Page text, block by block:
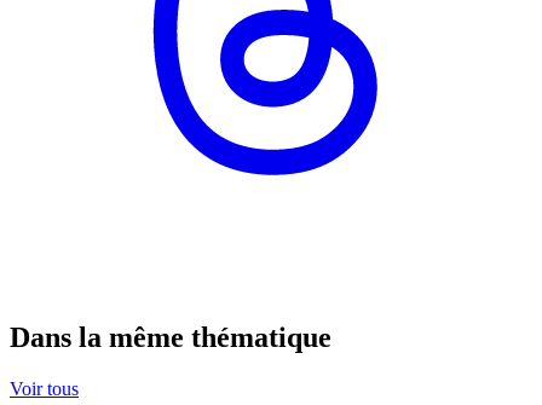
Dans la même thématique
Voir tous